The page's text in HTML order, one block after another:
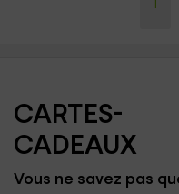
CARTES-
CADEAUX
Vous ne savez pas